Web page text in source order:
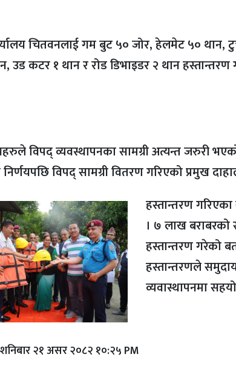
चितवनलाई गम बुट ५० जोर, हेलमेट ५० थान,
उड कटर १ थान र रोड डिभाइडर २ थान हस्तान्तरण
विपद् व्यवस्थापनका सामग्री अत्यन्त जरुरी
विपद् सामग्री वितरण गरिएको प्रमुख
हस्तान्तरण गरिएका
। ७ लाख बराबरको
हस्तान्तरण गरेको
हस्तान्तरणले
व्यवास्थापनमा
शनिबार २१ असर २०८२ १०:२५ PM